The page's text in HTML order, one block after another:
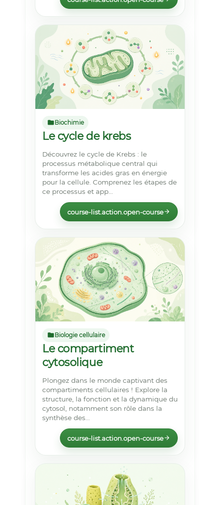
Biochimie
Le cycle de krebs
Découvrez le cycle de Krebs : le
processus métabolique central qui
transforme les acides gras en énergie
pour la cellule. Comprenez les étapes de
ce processus et app...
course-list.action.open-course
Biologie cellulaire
Le compartiment
cytosolique
Plongez dans le monde captivant des
compartiments cellulaires ! Explore la
structure, la fonction et la dynamique du
cytosol, notamment son rôle dans la
synthèse des...
course-list.action.open-course